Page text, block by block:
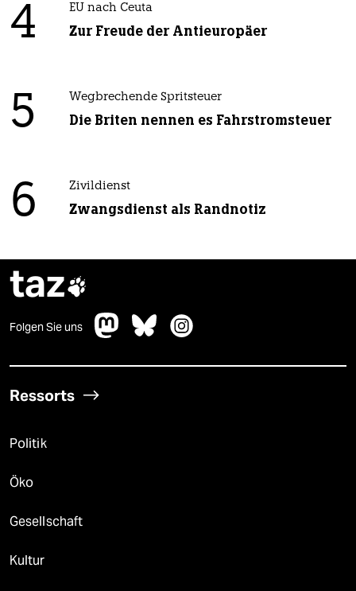
4 EU nach Ceuta
Zur Freude der Antieuropäer
5 Wegbrechende Spritsteuer
Die Briten nennen es Fahrstromsteuer
6 Zivildienst
Zwangsdienst als Randnotiz
taz
Folgen Sie uns
Ressorts
Politik
Öko
Gesellschaft
Kultur